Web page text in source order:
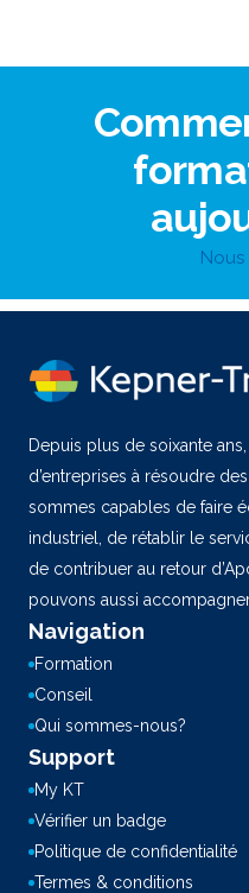
Depuis plus de soixante
d’entreprises à résoudre
sommes capables de faire
industriel, de rétablir le
de contribuer au retour
pouvons aussi
Navigation
Formation
Conseil
Qui sommes-nous?
Support
My KT
Vérifier un badge
Politique de confidentialité
Termes & conditions